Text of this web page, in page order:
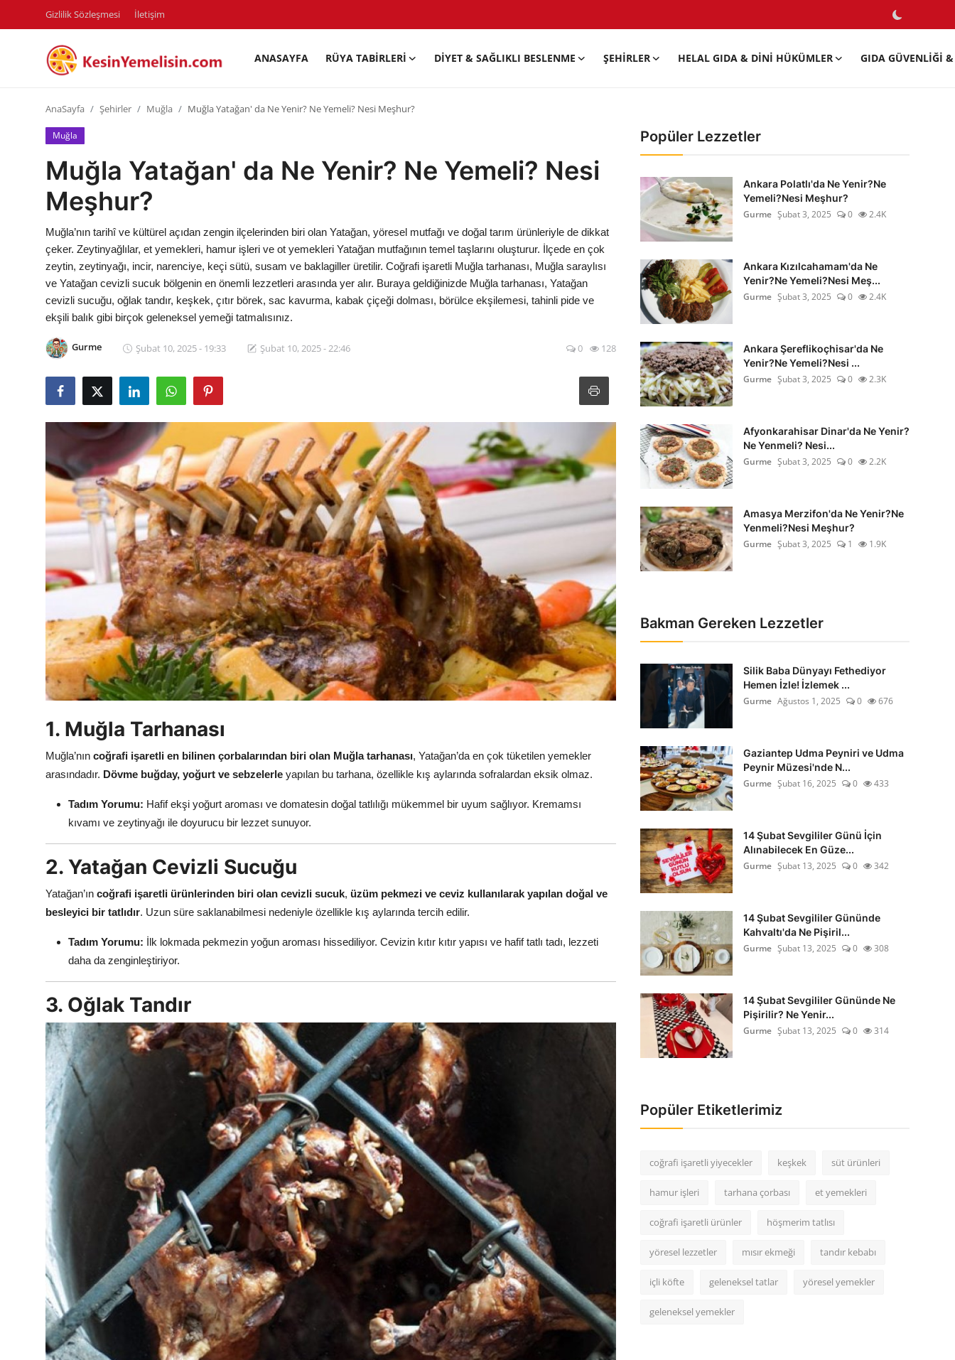
Gizlilik Sözleşmesi İletişim
ANASAYFA RÜYA TABIRLERI DIYET & SAĞLIKLI BESLENME ŞEHIRLER HELAL GIDA & DINI HÜKÜMLER GIDA GÜVENLIĞI
Diyet & Sağlıklı Beslenme
Şehirler
Helal Gıda & Dini Hükümler
Gıda Güvenliği & Bilimi
Kalori & Diyet Rehberi
Mekan & Lezzet Rotaları
Temel Gıda ve Ürün Rehberleri
İçecek Kültürü & Barista
Yöresel Tarifler & Ev Yemekleri
Gıda Güvenliği & Sağlık
İçecek Kültürü & Rehberleri
Popüler Kültür & Mutfak Tarihi
Mutfak Temizliği & Pratik Bilgiler
Anne & Bebek Beslenmesi
Mutfak Sırları & Teknikler
AnaSayfa Şehirler Muğla Muğla Yatağan' da Ne Yenir? Ne Yemeli? Nesi Meşhur?
Muğla
Muğla Yatağan' da Ne Yenir? Ne Yemeli? Nesi
Meşhur?
Muğla’nın tarihî ve kültürel açıdan zengin ilçelerinden biri olan Yatağan, yöresel mutfağı ve doğal tarım ürünleriyle de dikkat
çeker. Zeytinyağlılar, et yemekleri, hamur işleri ve ot yemekleri Yatağan mutfağının temel taşlarını oluşturur. İlçede en çok
zeytin, zeytinyağı, incir, narenciye, keçi sütü, susam ve baklagiller üretilir. Coğrafi işaretli Muğla tarhanası, Muğla saraylısı
ve Yatağan cevizli sucuk bölgenin en önemli lezzetleri arasında yer alır. Buraya geldiğinizde Muğla tarhanası, Yatağan
cevizli sucuğu, oğlak tandır, keşkek, çıtır börek, sac kavurma, kabak çiçeği dolması, börülce ekşilemesi, tahinli pide ve
ekşili balık gibi birçok geleneksel yemeği tatmalısınız.
Gurme Şubat 10, 2025 - 19:33 Şubat 10, 2025 - 22:46 0 128
1. Muğla Tarhanası
Muğla’nın coğrafi işaretli en bilinen çorbalarından biri olan Muğla tarhanası, Yatağan’da en çok tüketilen yemekler
arasındadır. Dövme buğday, yoğurt ve sebzelerle yapılan bu tarhana, özellikle kış aylarında sofralardan eksik olmaz.
Tadım Yorumu: Hafif ekşi yoğurt aroması ve domatesin doğal tatlılığı mükemmel bir uyum sağlıyor. Kremamsı
kıvamı ve zeytinyağı ile doyurucu bir lezzet sunuyor.
2. Yatağan Cevizli Sucuğu
Yatağan’ın coğrafi işaretli ürünlerinden biri olan cevizli sucuk, üzüm pekmezi ve ceviz kullanılarak yapılan doğal ve
besleyici bir tatlıdır. Uzun süre saklanabilmesi nedeniyle özellikle kış aylarında tercih edilir.
Tadım Yorumu: İlk lokmada pekmezin yoğun aroması hissediliyor. Cevizin kıtır kıtır yapısı ve hafif tatlı tadı, lezzeti
daha da zenginleştiriyor.
3. Oğlak Tandır
Popüler Lezzetler
Ankara Polatlı'da Ne Yenir?Ne
Yemeli?Nesi Meşhur?
Gurme Şubat 3, 2025 0 2.4K
Ankara Kızılcahamam'da Ne
Yenir?Ne Yemeli?Nesi Meş...
Gurme Şubat 3, 2025 0 2.4K
Ankara Şereflikoçhisar'da Ne
Yenir?Ne Yemeli?Nesi ...
Gurme Şubat 3, 2025 0 2.3K
Afyonkarahisar Dinar'da Ne Yenir?
Ne Yenmeli? Nesi...
Gurme Şubat 3, 2025 0 2.2K
Amasya Merzifon'da Ne Yenir?Ne
Yenmeli?Nesi Meşhur?
Gurme Şubat 3, 2025 1 1.9K
Bakman Gereken Lezzetler
Silik Baba Dünyayı Fethediyor
Hemen İzle! İzlemek ...
Gurme Ağustos 1, 2025 0 676
Gaziantep Udma Peyniri ve Udma
Peynir Müzesi'nde N...
Gurme Şubat 16, 2025 0 433
14 Şubat Sevgililer Günü İçin
Alınabilecek En Güze...
Gurme Şubat 13, 2025 0 342
14 Şubat Sevgililer Gününde
Kahvaltı'da Ne Pişiril...
Gurme Şubat 13, 2025 0 308
14 Şubat Sevgililer Gününde Ne
Pişirilir? Ne Yenir...
Gurme Şubat 13, 2025 0 314
Popüler Etiketlerimiz
coğrafi işaretli yiyecekler keşkek süt ürünleri
hamur işleri tarhana çorbası et yemekleri
coğrafi işaretli ürünler höşmerim tatlısı
yöresel lezzetler mısır ekmeği tandır kebabı
içli köfte geleneksel tatlar yöresel yemekler
geleneksel yemekler